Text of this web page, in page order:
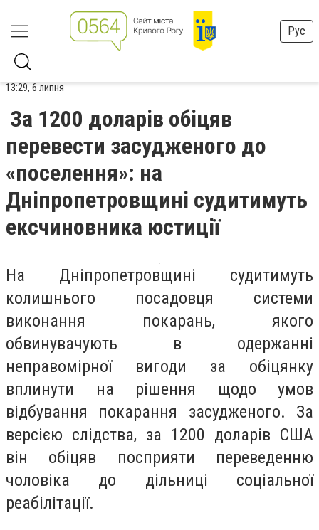
Рус
13:29, 6 липня
За 1200 доларів обіцяв
перевести засудженого до
«поселення»: на
Дніпропетровщині судитимуть
ексчиновника юстиції
На Дніпропетровщині судитимуть
колишнього посадовця системи
виконання покарань, якого
обвинувачують в одержанні
неправомірної вигоди за обіцянку
вплинути на рішення щодо умов
відбування покарання засудженого. За
версією слідства, за 1200 доларів США
він обіцяв посприяти переведенню
чоловіка до дільниці соціальної
реабілітації.